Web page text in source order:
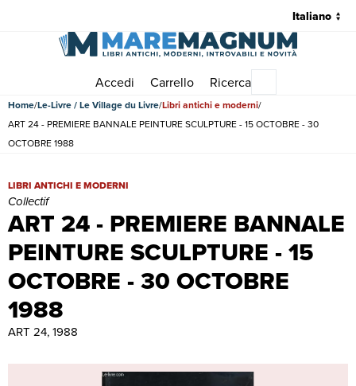
Accedi Carrello Ricerca
Home Le-Livre / Le Village du Livre Libri antichi e moderni
ART 24 - PREMIERE BANNALE PEINTURE SCULPTURE - 15 OCTOBRE - 30
OCTOBRE 1988
ART 24 - PREMIERE BANNALE
PEINTURE SCULPTURE - 15
OCTOBRE - 30 OCTOBRE
1988
ART 24 - PREMIERE BANNALE PEINTURE SCULPTURE - 15
LIBRI ANTICHI E MODERNI
Collectif
ART 24, 1988